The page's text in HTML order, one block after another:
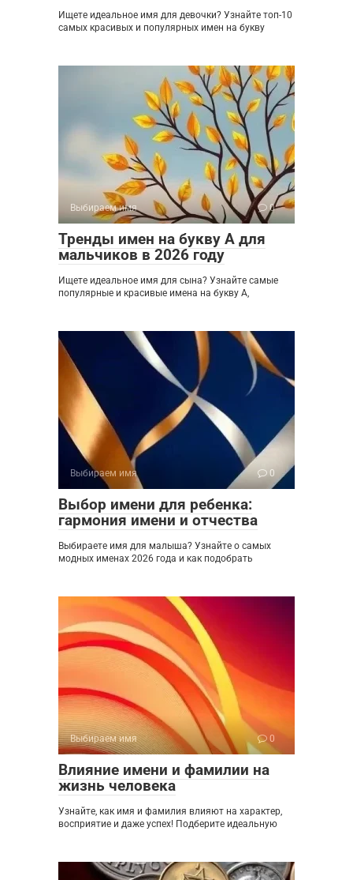
Ищете идеальное имя для девочки? Узнайте топ-10
самых красивых и популярных имен на букву
Выбираем имя 0
Тренды имен на букву А для
мальчиков в 2026 году
Ищете идеальное имя для сына? Узнайте самые
популярные и красивые имена на букву А,
Выбираем имя 0
Выбор имени для ребенка:
гармония имени и отчества
Выбираете имя для малыша? Узнайте о самых
модных именах 2026 года и как подобрать
Выбираем имя 0
Влияние имени и фамилии на
жизнь человека
Узнайте, как имя и фамилия влияют на характер,
восприятие и даже успех! Подберите идеальную